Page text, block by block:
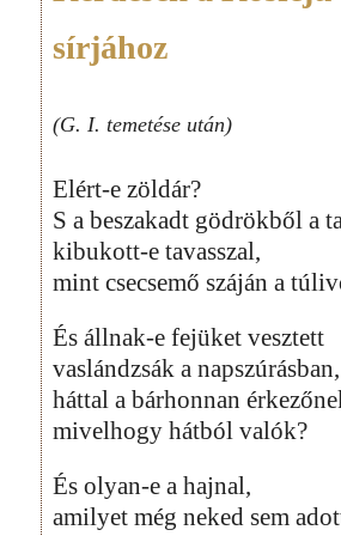
sírjához
(G. I. temetése után)
Elért-e zöldár?
S a beszakadt gödrökből a
kibukott-e tavasszal,
mint csecsemő száján a
És állnak-e fejüket vesztett
vaslándzsák a napszúrásban,
háttal a bárhonnan
mivelhogy hátból valók?
És olyan-e a hajnal,
amilyet még neked sem